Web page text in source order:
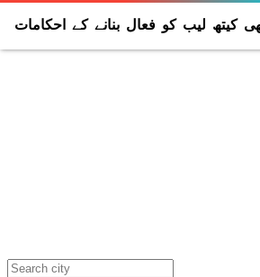
کیتھ لیب کو فعال بنانے کے احکامات